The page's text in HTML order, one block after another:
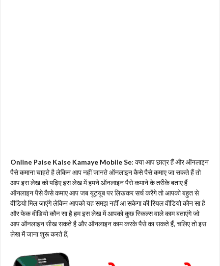
Online Paise Kaise Kamaye Mobile Se: क्या आप छात्र हैं और ऑनलाइन
पैसे कमाना चाहते है लेकिन आप नहीं जानते ऑनलाइन कैसे पैसे कमाए जा सकते हैं तो
आप इस लेख को पढ़िए इस लेख में हमने ऑनलाइन पैसे कमाने के तरीके बताए हैं
ऑनलाइन पैसे कैसे कमाए आप जब यूट्यूब पर लिखकर सर्च करेंगे तो आपको बहुत से
वीडियो मिल जाएंगे लेकिन आपको यह समझ नहीं आ सकेगा की रियल वीडियो कौन सा है
और फेक वीडियो कौन सा है हम इस लेख में आपको कुछ स्किल्स वाले काम बताएंगे जो
आप ऑनलाइन सीख सकते है और ऑनलाइन काम करके पैसे का सकते हैं, चलिए तो इस
लेख में जाना शुरू करते हैं,